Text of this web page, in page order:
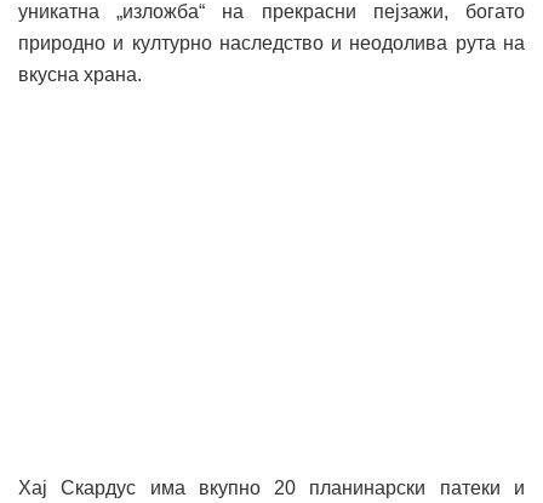
уникатна „изложба“ на прекрасни пејзажи, богато
природно и културно наследство и неодолива рута на
вкусна храна.
Хај Скардус има вкупно 20 планинарски патеки и